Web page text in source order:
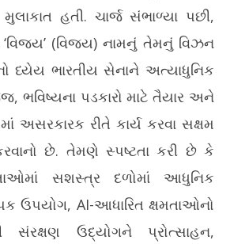
હતી. ચાર્જ સંભાળ્યા પછી,
(વિજય) નામનું તેમનું વિઝન
ધ્યેય ભારતીય સેનાને અત્યાધુનિક
ભવિષ્યના પડકારો માટે તૈયાર અને
અસરકારક રીતે કાર્ય કરવા સક્ષમ
છે. તેમણે સ્પષ્ટતા કરી છે કે
સશસ્ત્ર દળોમાં આધુનિક
ઉપયોગ, AI-આધારિત ક્ષમતાઓનો
સંરક્ષણ ઉદ્યોગને પ્રોત્સાહન,